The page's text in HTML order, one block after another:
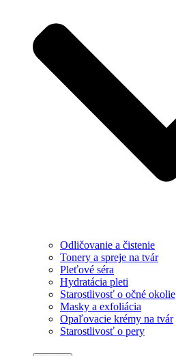
Odličovanie a čistenie
Tonery a spreje na tvár
Pleťové séra
Hydratácia pleti
Starostlivosť o očné okolie
Masky a exfoliácia
Opaľovacie krémy na tvár
Starostlivosť o pery